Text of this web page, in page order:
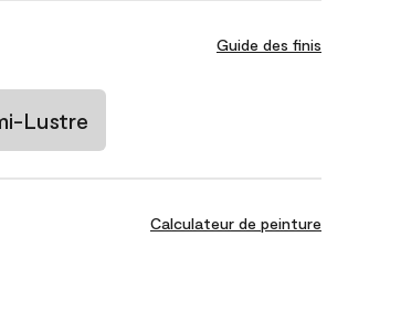
Guide des finis
Lustre
Calculateur de peinture